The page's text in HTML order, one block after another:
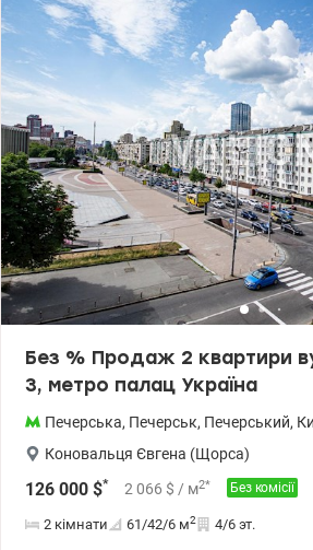
Панорамний вид на Київ Власні
будинок Високий поверх, багато світла та
варіант для комфортного життя у центрі
домовленістю. Ціна - 420000 у.о. Без
0672353314 Ірина. www.valion.ua/1149466
Без % Продаж 2 квартири
3, метро палац Україна
Печерська, Печерськ, Печерський,
Коновальця Євгена (Щорса)
126 000 $* 2 066 $ / м2* Без комісії
2 кімнати 61/42/6 м2 4/6 эт.